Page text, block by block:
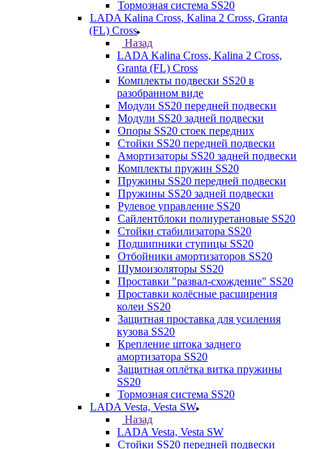
Тормозная система SS20
LADA Kalina Cross, Kalina 2 Cross, Granta
(FL) Cross
Назад
LADA Kalina Cross, Kalina 2 Cross,
Granta (FL) Cross
Комплекты подвески SS20 в
разобранном виде
Модули SS20 передней подвески
Модули SS20 задней подвески
Опоры SS20 стоек передних
Стойки SS20 передней подвески
Амортизаторы SS20 задней подвески
Комплекты пружин SS20
Пружины SS20 передней подвески
Пружины SS20 задней подвески
Рулевое управление SS20
Сайлентблоки полиуретановые SS20
Стойки стабилизатора SS20
Подшипники ступицы SS20
Отбойники амортизаторов SS20
Шумоизоляторы SS20
Проставки "развал-схождение" SS20
Проставки колёсные расширения
колеи SS20
Защитная проставка для усиления
кузова SS20
Крепление штока заднего
амортизатора SS20
Защитная оплётка витка пружины
SS20
Тормозная система SS20
LADA Vesta, Vesta SW
Назад
LADA Vesta, Vesta SW
Стойки SS20 передней подвески